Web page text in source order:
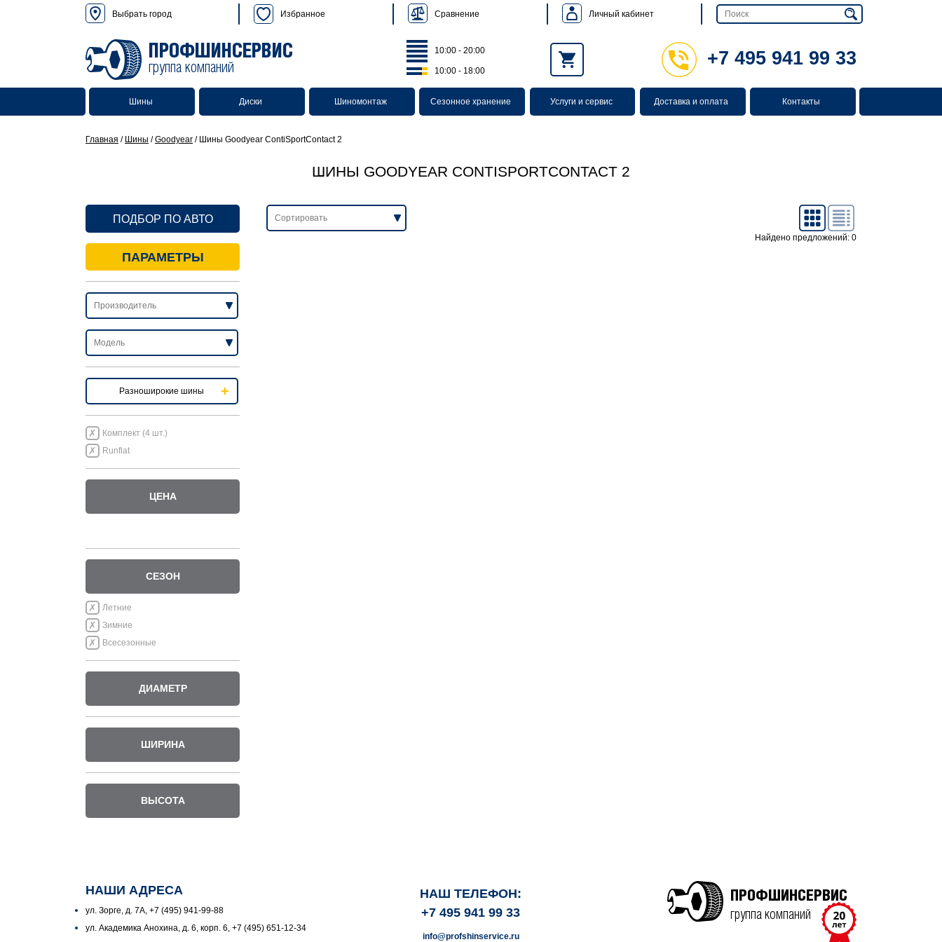
Выбрать город Избранное Сравнение Личный кабинет
ПРОФШИНСЕРВИС
группа компаний
10:00 - 20:00
10:00 - 18:00
+7 495 941 99 33
Шины Диски Шиномонтаж Сезонное хранение Услуги и сервис Доставка и оплата Контакты
Главная / Шины /Goodyear / Шины Goodyear ContiSportContact 2
ШИНЫ GOODYEAR CONTISPORTCONTACT 2
ПОДБОР ПО АВТО
ПАРАМЕТРЫ
Разноширокие шины
Комплект (4 шт.)
Runflat
ЦЕНА
СЕЗОН
Летние
Зимние
Всесезонные
ДИАМЕТР
ШИРИНА
ВЫСОТА
Найдено предложений: 0
НАШИ АДРЕСА
ул. Зорге, д. 7А, +7 (495) 941-99-88
ул. Академика Анохина, д. 6, корп. 6, +7 (495) 651-12-34
НАШ ТЕЛЕФОН:
+7 495 941 99 33
info@profshinservice.ru
ПРОФШИНСЕРВИС
группа компаний